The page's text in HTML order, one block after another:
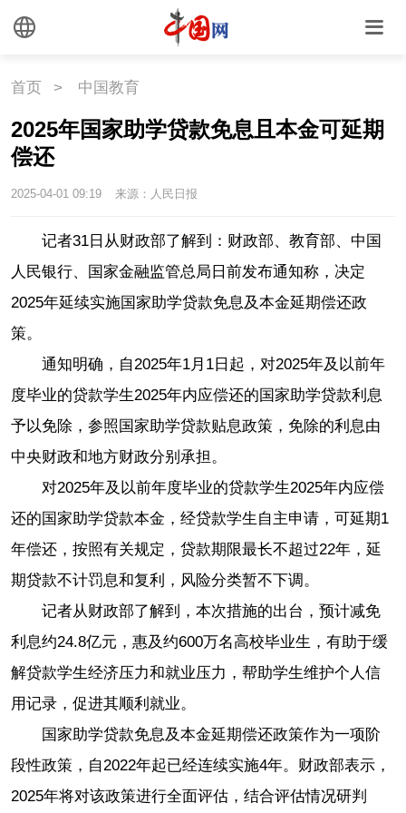
国情
国情
海洋 草原 湾区
首页 > 中国教育
2025年国家助学贷款免息且本金可延期
偿还
2025-04-01 09:19 来源：人民日报
记者31日从财政部了解到：财政部、教育部、中国
人民银行、国家金融监管总局日前发布通知称，决定
2025年延续实施国家助学贷款免息及本金延期偿还政
策。
通知明确，自2025年1月1日起，对2025年及以前年
度毕业的贷款学生2025年内应偿还的国家助学贷款利息
予以免除，参照国家助学贷款贴息政策，免除的利息由
中央财政和地方财政分别承担。
对2025年及以前年度毕业的贷款学生2025年内应偿
还的国家助学贷款本金，经贷款学生自主申请，可延期1
年偿还，按照有关规定，贷款期限最长不超过22年，延
期贷款不计罚息和复利，风险分类暂不下调。
记者从财政部了解到，本次措施的出台，预计减免
利息约24.8亿元，惠及约600万名高校毕业生，有助于缓
解贷款学生经济压力和就业压力，帮助学生维护个人信
用记录，促进其顺利就业。
国家助学贷款免息及本金延期偿还政策作为一项阶
段性政策，自2022年起已经连续实施4年。财政部表示，
2025年将对该政策进行全面评估，结合评估情况研判